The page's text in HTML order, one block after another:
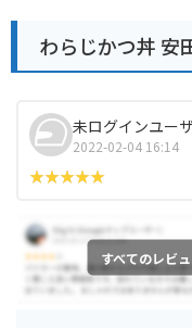
わらじかつ丼 安
未ログインユー
2022-02-04 16:14
すべてのレビ